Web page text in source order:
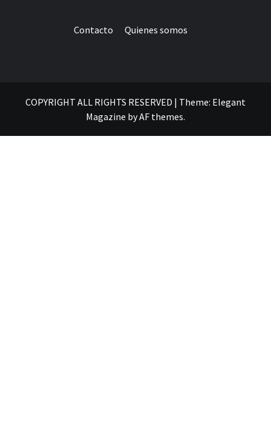
Contacto Quienes somos
COPYRIGHT ALL RIGHTS RESERVED | Theme: Elegant
Magazine byAF themes.